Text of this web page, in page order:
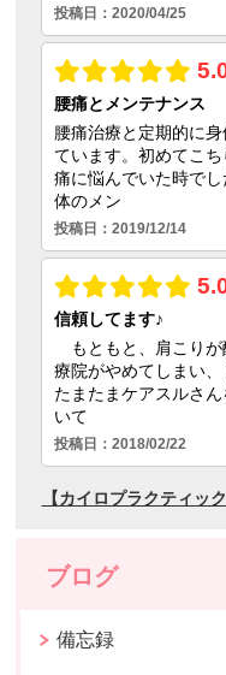
ブログ
備忘録